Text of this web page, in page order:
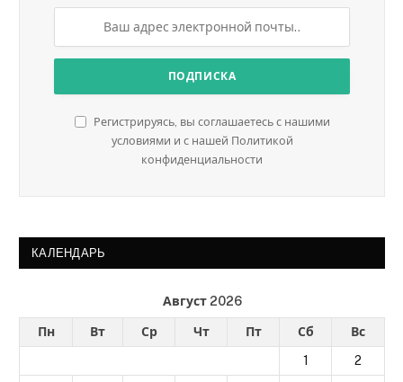
Регистрируясь, вы соглашаетесь с нашими
условиями и с нашей Политикой
конфиденциальности
КАЛЕНДАРЬ
Август 2026
Пн Вт Ср Чт Пт Сб
Вс
1
2